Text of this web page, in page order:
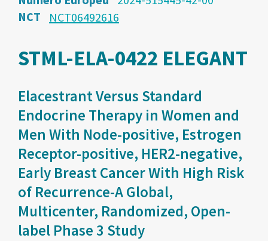
NCT
NCT06492616
STML-ELA-0422 ELEGANT
Elacestrant Versus Standard
Endocrine Therapy in Women and
Men With Node-positive, Estrogen
Receptor-positive, HER2-negative,
Early Breast Cancer With High Risk
of Recurrence-A Global,
Multicenter, Randomized, Open-
label Phase 3 Study